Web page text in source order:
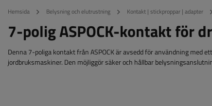
Hemsida Belysning och elutrustning Kontakt | stickproppar | adapter
7-polig ASPOCK-kontakt för
Denna 7-poliga kontakt från ASPOCK är avsedd för användning med
jordbruksmaskiner. Den möjliggör säker och hållbar